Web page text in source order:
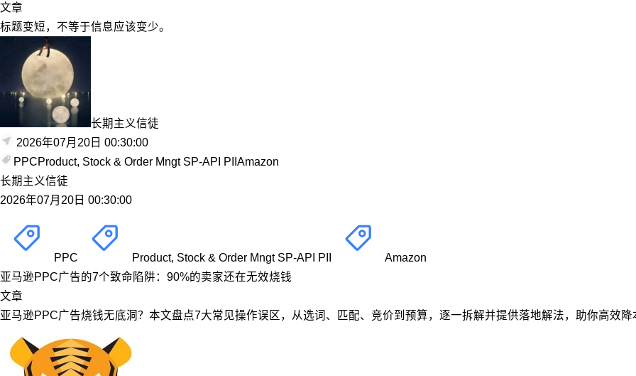
文章
标题变短，不等于信息应该变少。
长期主义信徒
2026年07月20日 00:30:00
PPCProduct, Stock & Order Mngt SP-API PII Amazon
长期主义信徒
2026年07月20日 00:30:00
PPC Product, Stock & Order Mngt SP-API PII
Amazon
亚马逊PPC广告的7个致命陷阱：90%的卖家还在无效烧钱
文章
亚马逊PPC广告烧钱无底洞？本文盘点7大常见操作误区，从选词、匹配、竞价到预算，逐一拆解并提供落地解法，助你高效降